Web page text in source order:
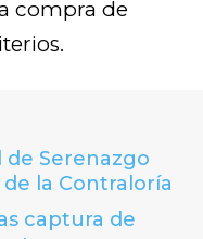
compra de
Serenazgo
la Contraloría
captura de